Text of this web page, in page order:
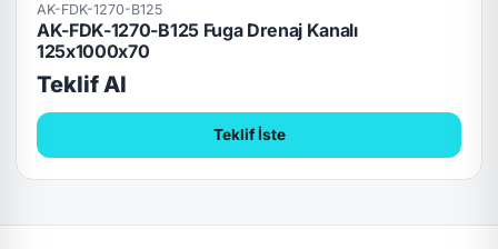
AK-FDK-1270-B125
AK-FDK-1270-B125 Fuga Drenaj Kanalı
125x1000x70
Teklif Al
Teklif İste